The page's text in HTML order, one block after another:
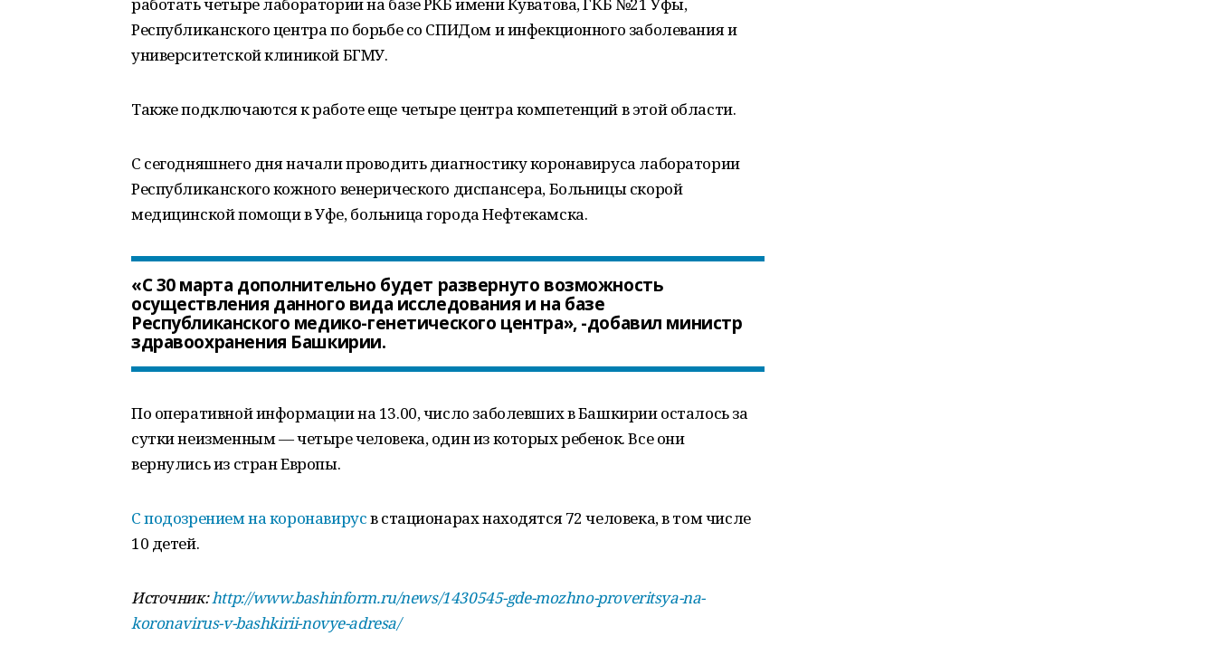
Республиканского центра по борьбе со СПИДом и инфекционного заболевания и
университетской клиникой БГМУ.
Также подключаются к работе еще четыре центра компетенций в этой области.
С сегодняшнего дня начали проводить диагностику коронавируса лаборатории
Республиканского кожного венерического диспансера, Больницы скорой
медицинской помощи в Уфе, больница города Нефтекамска.
«С 30 марта дополнительно будет развернуто возможность
осуществления данного вида исследования и на базе
Республиканского медико-генетического центра», -добавил министр
здравоохранения Башкирии.
По оперативной информации на 13.00, число заболевших в Башкирии осталось за
сутки неизменным — четыре человека, один из которых ребенок. Все они
вернулись из стран Европы.
С подозрением на коронавирусв стационарах находятся 72 человека, в том числе
10 детей.
Источник:http://www.bashinform.ru/news/1430545-gde-mozhno-proveritsya-na-
koronavirus-v-bashkirii-novye-adresa/